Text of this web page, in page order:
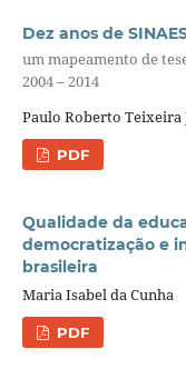
Dez anos de
um mapeamento de
2004 – 2014
Paulo Roberto Teixeira
PDF
Qualidade da
democratização e
brasileira
Maria Isabel da Cunha
PDF